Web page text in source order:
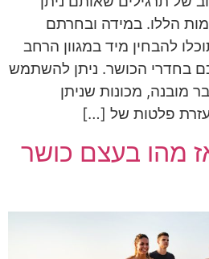
הללו. במידה ובחרתם
להבחין מיד במגוון הרחב
בחדרי הכושר. ניתן להשתמש
מובנה, מכונות שניתן
פלטות של […]
מהו בעצם כושר